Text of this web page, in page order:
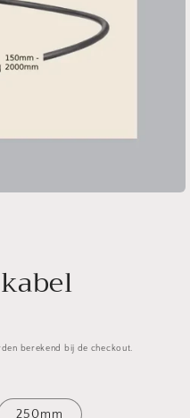
berekend bij de checkout.
250mm